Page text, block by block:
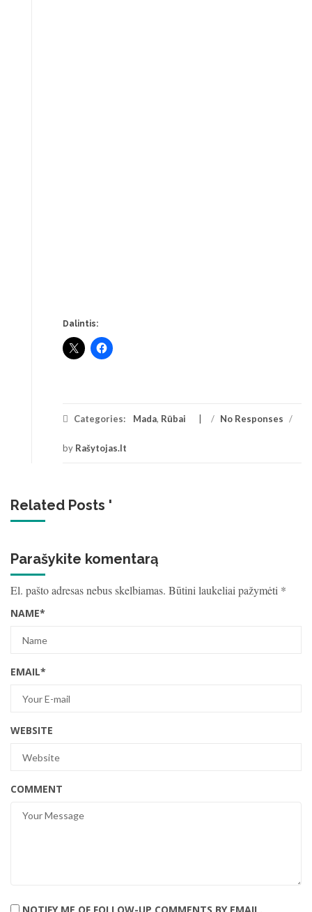
Dalintis:
Categories: Mada, Rūbai / No Responses /
by Rašytojas.lt
Related Posts '
Parašykite komentarą
El. pašto adresas nebus skelbiamas. Būtini laukeliai pažymėti *
NAME*
EMAIL*
WEBSITE
COMMENT